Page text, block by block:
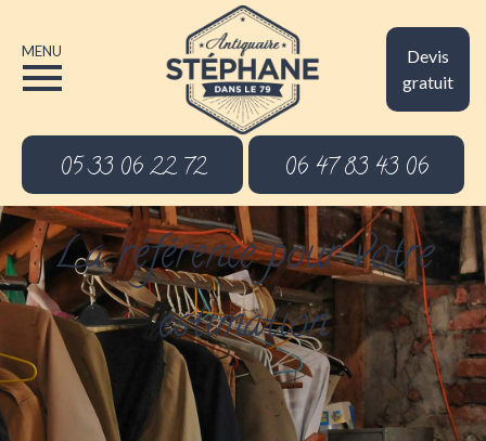
Devis
gratuit
MENU
05 33 06 22 72 06 47 83 43 06
La référence pour votre
estimation